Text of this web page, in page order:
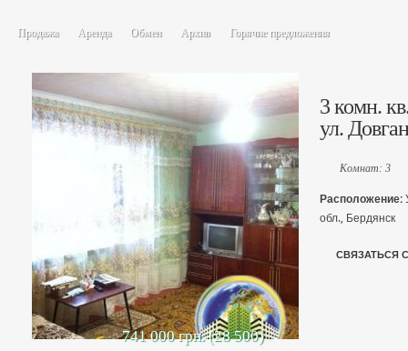
Продажа Аренда Обмен Архив Горячие предложения
741 000 грн. (28 500)
3 комн.
ул.
Комнат: 3
Расположение:
обл., Бердянск
СВЯЗАТЬСЯ